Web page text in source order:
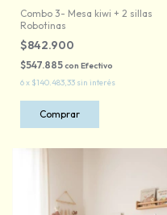
Combo 3- Mesa kiwi + 2 sillas
Robotinas
$842.900
$547.885con Efectivo
6x $140.483,33 sin interés
Comprar